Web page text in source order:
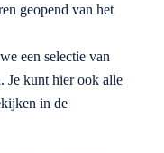
geopend van het
een selectie van
Je kunt hier ook alle
in de